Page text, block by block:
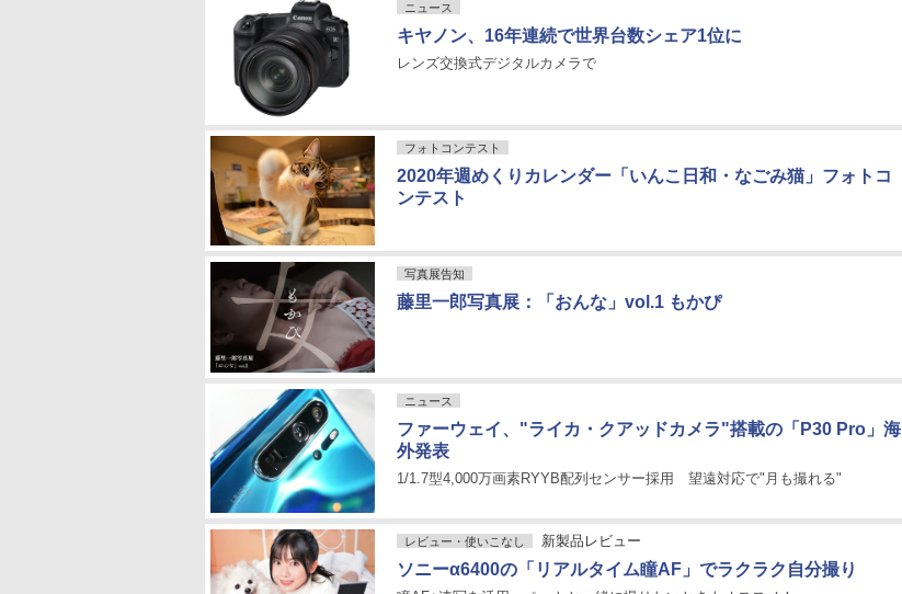
ニュース
キヤノン、16年連続で世界台数シェア1位に
レンズ交換式デジタルカメラで
フォトコンテスト
2020年週めくりカレンダー「いんこ日和・なごみ猫」フォトコ
ンテスト
写真展告知
藤里一郎写真展：「おんな」vol.1 もかぴ
ニュース
ファーウェイ、"ライカ・クアッドカメラ"搭載の「P30 Pro」海
外発表
1/1.7型4,000万画素RYYB配列センサー採用 望遠対応で"月も撮れる"
レビュー・使いこなし 新製品レビュー
ソニーα6400の「リアルタイム瞳AF」でラクラク自分撮り